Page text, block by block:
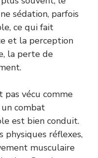
sédation, parfois
ce qui fait
et la perception
la perte de
pas vécu comme
combat
est bien conduit.
physiques réflexes,
musculaire